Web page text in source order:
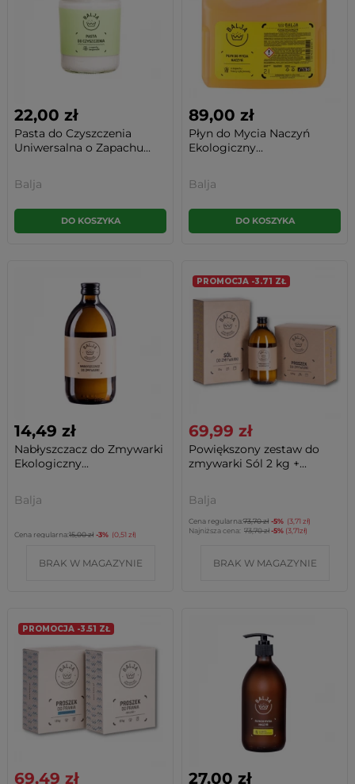
22,00 zł
Pasta do Czyszczenia
Uniwersalna o Zapachu...
Balja
DO KOSZYKA
89,00 zł
Płyn do Mycia Naczyń
Ekologiczny...
Balja
DO KOSZYKA
14,49 zł
Nabłyszczacz do Zmywarki
Ekologiczny...
Balja
Cena regularna:15,00 zł -3% (0,51 zł)
BRAK W MAGAZYNIE
PROMOCJA -3.71 ZŁ
69,99 zł
Powiększony zestaw do
zmywarki Sól 2 kg +...
Balja
Cena regularna:73,70 zł -5% (3,71 zł)
Najniższa cena: 73,70 zł-5% (3,71zł)
BRAK W MAGAZYNIE
PROMOCJA -3.51 ZŁ
69,49 zł 27,00 zł